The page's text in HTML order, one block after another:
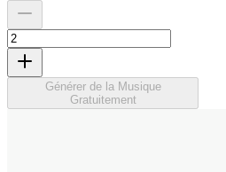
Générer de la Musique
Gratuitement